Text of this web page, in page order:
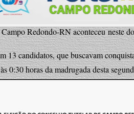
Redondo-RN aconteceu neste
13 candidatos, que buscavam
0:30 horas da madrugada desta